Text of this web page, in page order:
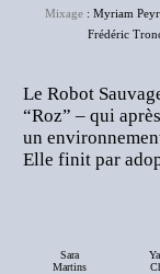
Mixage : Myriam
Frédéric
Le Robot
“Roz” – qui
un
Elle finit par
Sara
Martins